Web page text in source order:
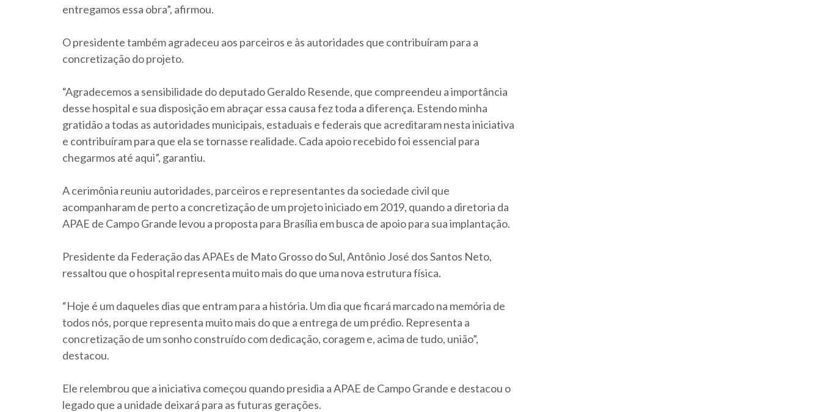
entregamos essa obra”, afirmou.
O presidente também agradeceu aos parceiros e às autoridades que contribuíram para a
concretização do projeto.
“Agradecemos a sensibilidade do deputado Geraldo Resende, que compreendeu a importância
desse hospital e sua disposição em abraçar essa causa fez toda a diferença. Estendo minha
gratidão a todas as autoridades municipais, estaduais e federais que acreditaram nesta iniciativa
e contribuíram para que ela se tornasse realidade. Cada apoio recebido foi essencial para
chegarmos até aqui”, garantiu.
A cerimônia reuniu autoridades, parceiros e representantes da sociedade civil que
acompanharam de perto a concretização de um projeto iniciado em 2019, quando a diretoria da
APAE de Campo Grande levou a proposta para Brasília em busca de apoio para sua implantação.
Presidente da Federação das APAEs de Mato Grosso do Sul, Antônio José dos Santos Neto,
ressaltou que o hospital representa muito mais do que uma nova estrutura física.
“Hoje é um daqueles dias que entram para a história. Um dia que ficará marcado na memória de
todos nós, porque representa muito mais do que a entrega de um prédio. Representa a
concretização de um sonho construído com dedicação, coragem e, acima de tudo, união”,
destacou.
Ele relembrou que a iniciativa começou quando presidia a APAE de Campo Grande e destacou o
legado que a unidade deixará para as futuras gerações.